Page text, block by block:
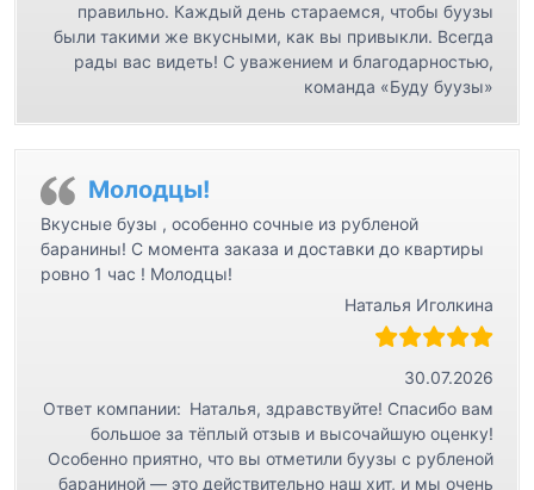
правильно. Каждый день стараемся, чтобы буузы
были такими же вкусными, как вы привыкли. Всегда
рады вас видеть! С уважением и благодарностью,
команда «Буду буузы»
Молодцы!
Вкусные бузы , особенно сочные из рубленой
баранины! С момента заказа и доставки до квартиры
ровно 1 час ! Молодцы!
Наталья Иголкина
30.07.2026
Ответ компании: Наталья, здравствуйте! Спасибо вам
большое за тёплый отзыв и высочайшую оценку!
Особенно приятно, что вы отметили буузы с рубленой
бараниной — это действительно наш хит, и мы очень